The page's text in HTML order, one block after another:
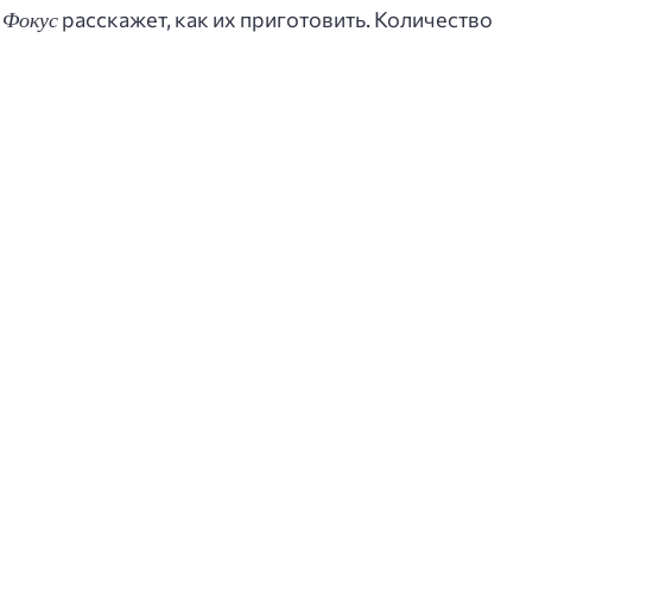
Фокусрасскажет, как их приготовить. Количество